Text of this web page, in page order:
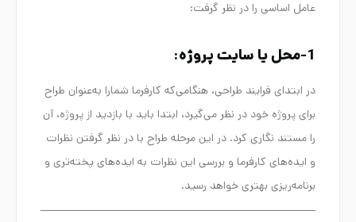
عامل اساسی را در نظر گرفت:
1-محل یا سایت پروژه:
در ابتدای فرایند طراحی، هنگامی‌که کارفرما شمارا به‌عنوان طراح
برای پروژه خود در نظر می‌گیرد، ابتدا باید با بازدید از پروژه، آن
را مستند نگاری کرد. در این مرحله طراح با در نظر گرفتن نظرات
و ایده‌های کارفرما و بررسی این نظرات به ایده‌های پخته‌تری و
برنامه‌ریزی بهتری خواهد رسید.